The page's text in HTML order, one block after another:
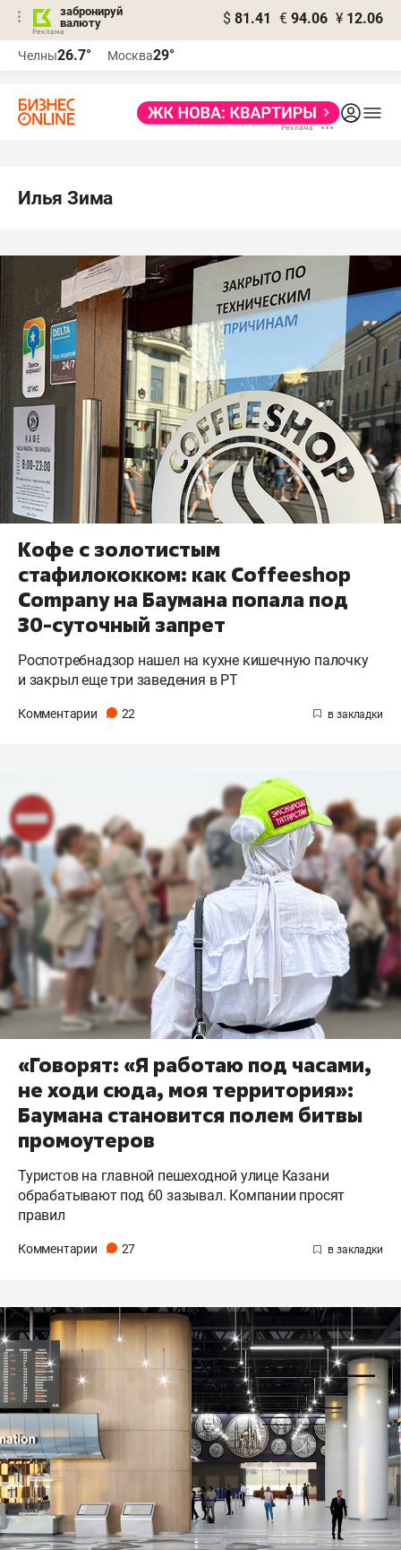
забронируй
валюту
$ 81.41 € 94.06 ¥ 12.06
Челны26.7° Москва29°
Илья Зима
Кофе с золотистым
стафилококком: как Coffeeshop
Company на Баумана попала под
30-суточный запрет
Роспотребнадзор нашел на кухне кишечную палочку
и закрыл еще три заведения в РТ
Комментарии 22
«Говорят: «Я работаю под часами,
не ходи сюда, моя территория»:
Баумана становится полем битвы
промоутеров
Туристов на главной пешеходной улице Казани
обрабатывают под 60 зазывал. Компании просят
правил
Комментарии 27